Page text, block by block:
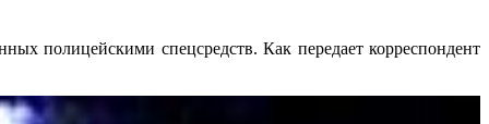
полицейскими спецсредств. Как передает корреспондент